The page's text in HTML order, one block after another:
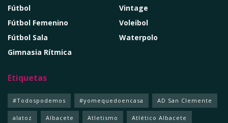
Fútbol
Fútbol Femenino
Fútbol Sala
Gimnasia Rítmica
Vintage
Voleibol
Waterpolo
Etiquetas
#Todospodemos #yomequedoencasa AD San Clemente
alatoz Albacete Atletismo Atlético Albacete